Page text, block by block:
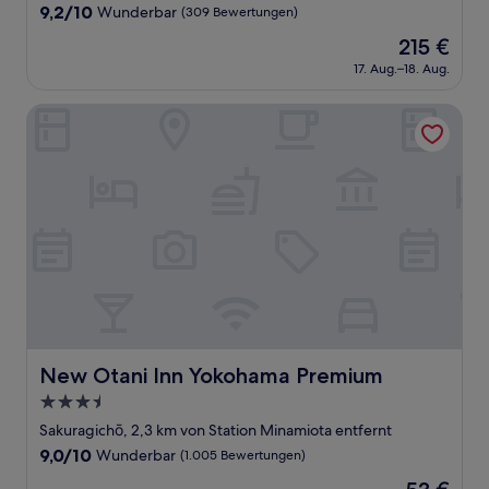
Unterkunft
9.2
Bewertungen)
9,2/10 Wunderbar (309 Bewertungen)
Der
Preis
beträgt
215 €
17. Aug.–18. Aug.
New Otani Inn Yokohama Premium
New Otani Inn Yokohama Premium
3.5-
Sterne-
Unterkunft
Sakuragichō, 2,3 km von Station Minamiota entfernt
9.0
9,0/10 Wunderbar (1.005 Bewertungen)